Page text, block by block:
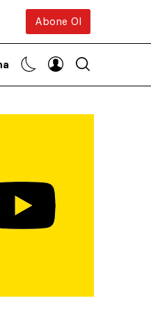
Abone Ol